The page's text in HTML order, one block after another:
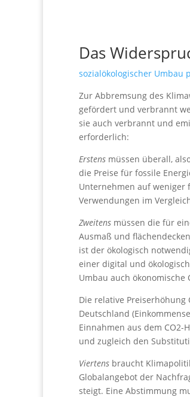
Das
sozialökologischer Umbau
Zur Abbremsung des
gefördert und verbrannt
sie auch verbrannt und
erforderlich:
Erstens müssen überall,
die Preise für fossile
Unternehmen auf weniger
Verwendungen im
Zweitens müssen die für
Ausmaß und
ist der ökologisch
einer digital und
Umbau auch
Die relative
Deutschland
Einnahmen aus dem
und zugleich den
Viertens braucht
Globalangebot der
steigt. Eine Abstimmung